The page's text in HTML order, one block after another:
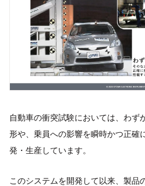
自動車の衝突試験においては、わず
形や、乗員への影響を瞬時かつ正確
発・生産しています。
このシステムを開発して以来、製品